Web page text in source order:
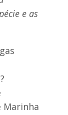
e as
Marinha